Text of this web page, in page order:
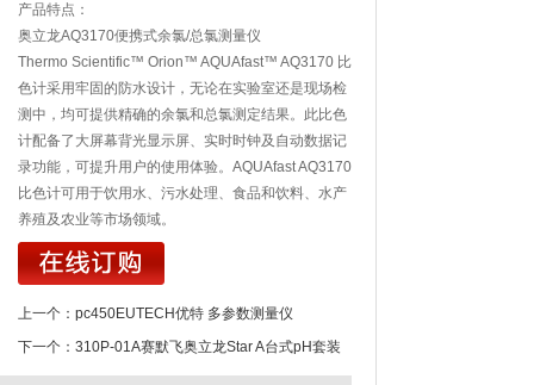
产品特点：
奥立龙AQ3170便携式余氯/总氯测量仪
Thermo Scientific™ Orion™ AQUAfast™ AQ3170 比
色计采用牢固的防水设计，无论在实验室还是现场检
测中，均可提供精确的余氯和总氯测定结果。此比色
计配备了大屏幕背光显示屏、实时时钟及自动数据记
录功能，可提升用户的使用体验。AQUAfast AQ3170
比色计可用于饮用水、污水处理、食品和饮料、水产
养殖及农业等市场领域。
上一个： pc450EUTECH优特 多参数测量仪
下一个： 310P-01A赛默飞奥立龙Star A台式pH套装